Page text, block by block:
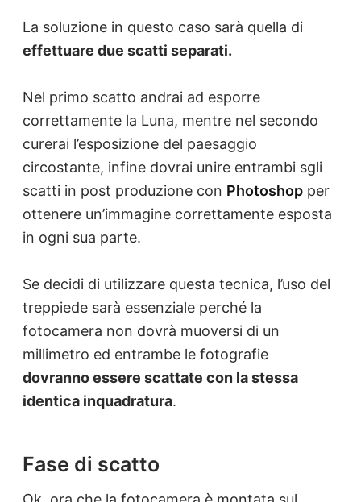
La soluzione in questo caso sarà quella di
effettuare due scatti separati.
Nel primo scatto andrai ad esporre
correttamente la Luna, mentre nel secondo
curerai l’esposizione del paesaggio
circostante, infine dovrai unire entrambi sgli
scatti in post produzione con Photoshop per
ottenere un’immagine correttamente esposta
in ogni sua parte.
Se decidi di utilizzare questa tecnica, l’uso del
treppiede sarà essenziale perché la
fotocamera non dovrà muoversi di un
millimetro ed entrambe le fotografie
dovranno essere scattate con la stessa
identica inquadratura.
Fase di scatto